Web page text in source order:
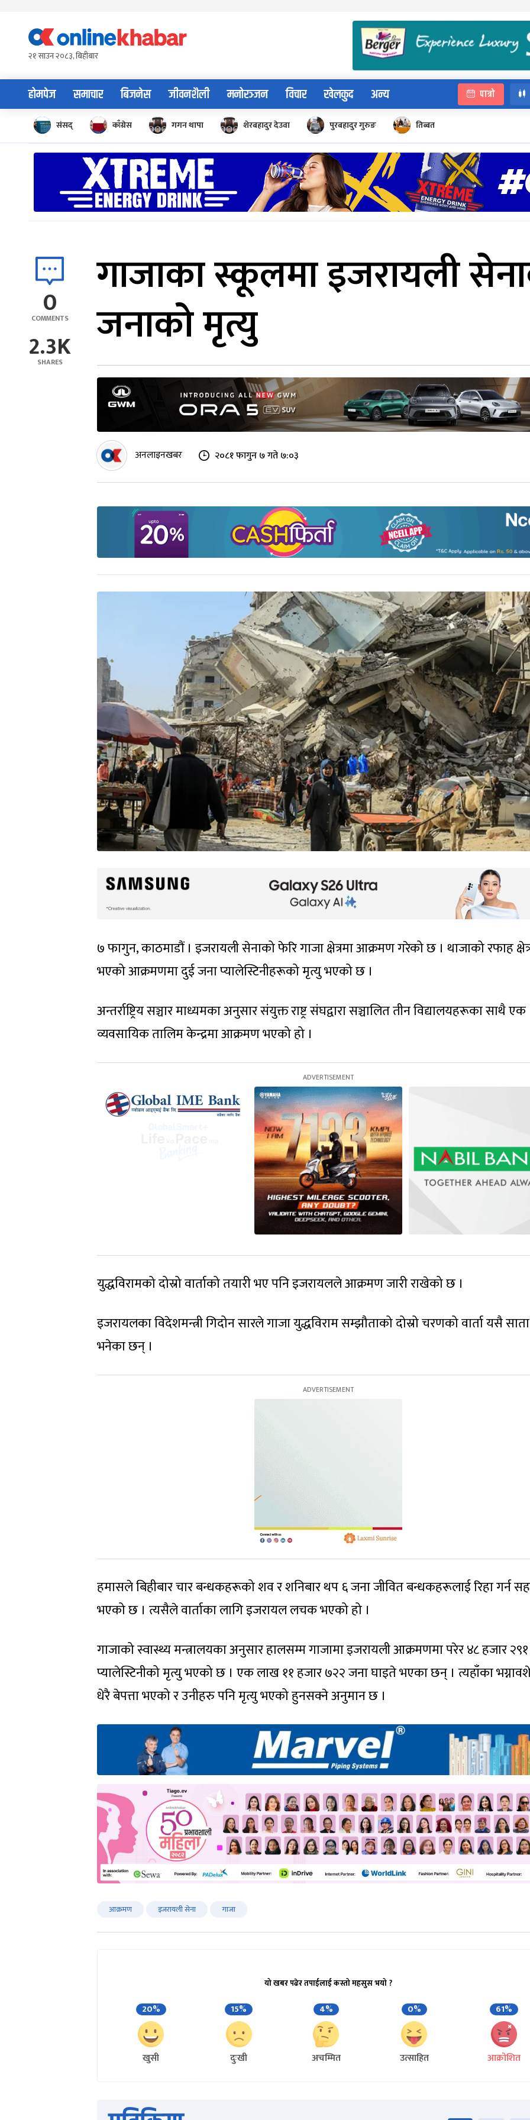
content२१ साउन २०८३, बिहीबार
होमपेज समाचार बिजनेस जीवनशैली मनोरञ्जन विचार खेलकुद अन्य पात्रो
संसद् काँग्रेस गगन थापा शेरबहादुर देउवा पुरबहादुर गुरुङ तिब्बत
0
COMMENTS
2.3K
SHARES
गाजाका स्कूलमा इजरायली
जनाको मृत्यु
अनलाइनखबर २०८१ फागुन ७ गते ७:०३
७ फागुन, काठमाडौं । इजरायली सेनाको फेरि गाजा क्षेत्रमा आक्रमण गरेको छ । थाजाको रफाह
भएको आक्रमणमा दुई जना प्यालेस्टिनीहरूको मृत्यु भएको छ ।
अन्तर्राष्ट्रिय सञ्चार माध्यमका अनुसार संयुक्त राष्ट्र संघद्वारा सञ्चालित तीन विद्यालयहरूका साथै एक
व्यवसायिक तालिम केन्द्रमा आक्रमण भएको हो ।
युद्धविरामको दोस्रो वार्ताको तयारी भए पनि इजरायलले आक्रमण जारी राखेको छ ।
इजरायलका विदेशमन्त्री गिदोन सारले गाजा युद्धविराम सम्झौताको दोस्रो चरणको वार्ता यसै
भनेका छन् ।
हमासले बिहीबार चार बन्धकहरूको शव र शनिबार थप ६ जना जीवित बन्धकहरूलाई रिहा गर्न
भएको छ । त्यसैले वार्ताका लागि इजरायल लचक भएको हो ।
गाजाको स्वास्थ्य मन्त्रालयका अनुसार हालसम्म गाजामा इजरायली आक्रमणमा परेर ४८ हजार २९१
प्यालेस्टिनीको मृत्यु भएको छ । एक लाख ११ हजार ७२२ जना घाइते भएका छन् । त्यहाँका
धेरै बेपत्ता भएको र उनीहरु पनि मृत्यु भएको हुनसक्ने अनुमान छ ।
आक्रमण इजरायली सेना गाजा
यो खबर पढेर तपाईलाई कस्तो महसुस भयो ?
20%
खुसी
15%
दुःखी
4%
अचम्मित
0%
उत्साहित
61%
आक्रोशित